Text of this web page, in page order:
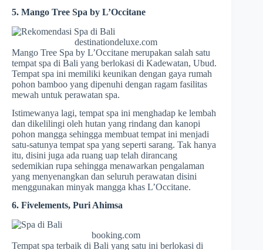
5. Mango Tree Spa by L’Occitane
destinationdeluxe.com
Mango Tree Spa by L’Occitane merupakan salah satu
tempat spa di Bali yang berlokasi di Kadewatan, Ubud.
Tempat spa ini memiliki keunikan dengan gaya rumah
pohon bamboo yang dipenuhi dengan ragam fasilitas
mewah untuk perawatan spa.
Istimewanya lagi, tempat spa ini menghadap ke lembah
dan dikelilingi oleh hutan yang rindang dan kanopi
pohon mangga sehingga membuat tempat ini menjadi
satu-satunya tempat spa yang seperti sarang. Tak hanya
itu, disini juga ada ruang uap telah dirancang
sedemikian rupa sehingga menawarkan pengalaman
yang menyenangkan dan seluruh perawatan disini
menggunakan minyak mangga khas L’Occitane.
6. Fivelements, Puri Ahimsa
booking.com
Tempat spa terbaik di Bali yang satu ini berlokasi di